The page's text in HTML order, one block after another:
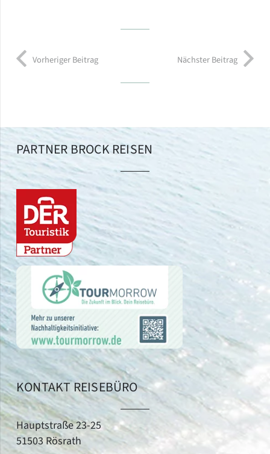
Vorheriger Beitrag Nächster Beitrag
PARTNER BROCK REISEN
KONTAKT REISEBÜRO
Hauptstraße 23-25
51503 Rösrath